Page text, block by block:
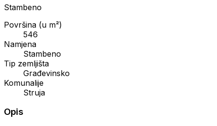
Stambeno
Površina (u m²)
546
Namjena
Stambeno
Tip zemljišta
Građevinsko
Komunalije
Struja
Opis